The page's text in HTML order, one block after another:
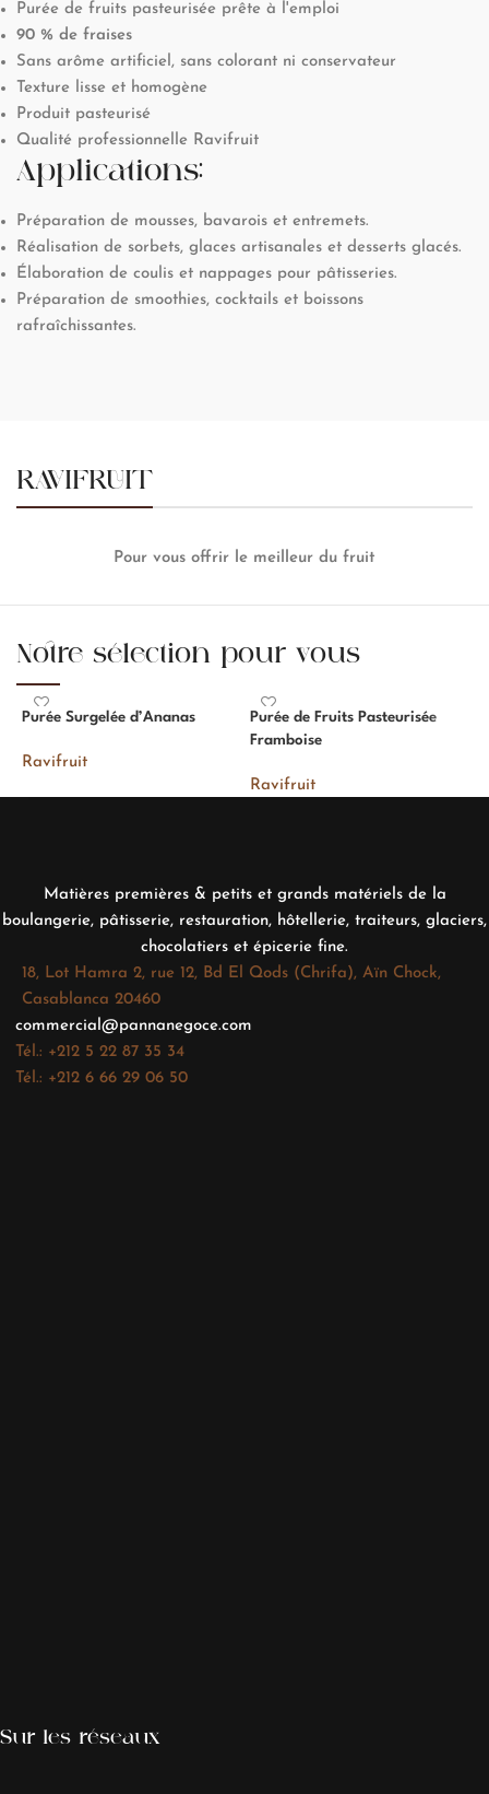
Purée de fruits pasteurisée prête à l'emploi
90 % de fraises
Sans arôme artificiel, sans colorant ni conservateur
Texture lisse et homogène
Produit pasteurisé
Qualité professionnelle Ravifruit
Applications:
Préparation de mousses, bavarois et entremets.
Réalisation de sorbets, glaces artisanales et desserts glacés.
Élaboration de coulis et nappages pour pâtisseries.
Préparation de smoothies, cocktails et boissons
rafraîchissantes.
RAVIFRUIT
Pour vous offrir le meilleur du fruit
Notre sélection pour vous
Purée Surgelée d’Ananas
Ravifruit
Purée de Fruits Pasteurisée
Framboise
Ravifruit
Matières premières & petits et grands matériels de la
boulangerie, pâtisserie, restauration, hôtellerie, traiteurs, glaciers,
chocolatiers et épicerie fine.
18, Lot Hamra 2, rue 12, Bd El Qods (Chrifa), Aïn Chock,
Casablanca 20460
commercial@pannanegoce.com
Tél.: +212 5 22 87 35 34
Tél.: +212 6 66 29 06 50
Sur les réseaux